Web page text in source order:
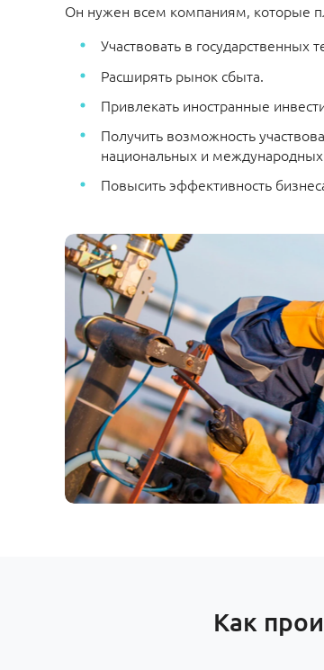
Он нужен всем компаниям, которые
Участвовать в государственных
Расширять рынок сбыта.
Привлекать иностранные
Получить возможность
национальных и международных
Повысить эффективность
Как